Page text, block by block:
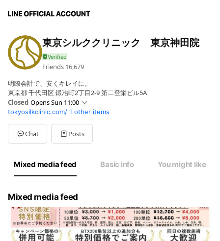
東京シルククリニック 東京神田院
Friends 16,679
明瞭会計で、安くキレイに。
東京都 千代田区 鍛冶町2丁目2-9 第二登栄ビル5A
Closed Opens Sun 11:00
Sun11:00 - 14:00,15:00 - 20:00
Mon11:00 - 14:00,15:00 - 20:00
Tue11:00 - 14:00,15:00 - 20:00
Wed11:00 - 14:00,15:00 - 20:00
Fri11:00 - 14:00,15:00 - 20:00
Sat11:00 - 14:00,15:00 - 20:00
14時から15時の間は休診時間となります
tokyosilkclinic.com/ 1 other items
Chat Posts
Mixed media feed Basic info You might like
Mixed media feed